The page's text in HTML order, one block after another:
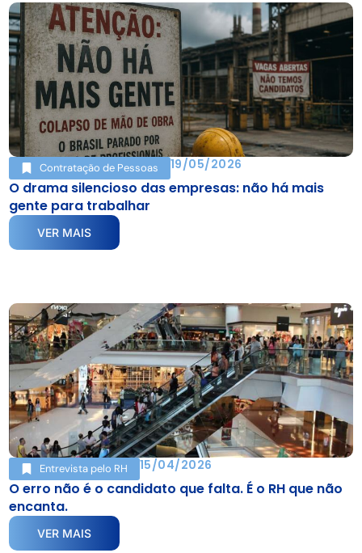
Contratação de Pessoas 19/05/2026
O drama silencioso das empresas: não há mais
gente para trabalhar
VER MAIS
Entrevista pelo RH 15/04/2026
O erro não é o candidato que falta. É o RH que não
encanta.
VER MAIS